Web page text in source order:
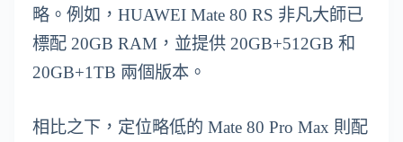
略。例如，HUAWEI Mate 80 RS 非凡大師已
標配 20GB RAM，並提供 20GB+512GB 和
20GB+1TB 兩個版本。
相比之下，定位略低的 Mate 80 Pro Max 則配